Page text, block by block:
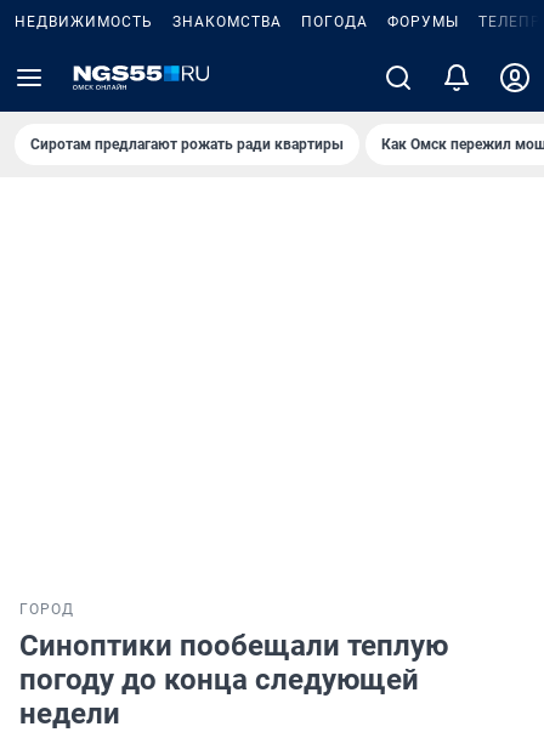
НЕДВИЖИМОСТЬ ЗНАКОМСТВА ПОГОДА ФОРУМЫ
Сиротам предлагают рожать ради квартиры Как Омск пережил
ГОРОД
Синоптики пообещали теплую
погоду до конца следующей
недели